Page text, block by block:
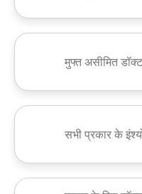
मुफ्त असीमित
सभी प्रकार के